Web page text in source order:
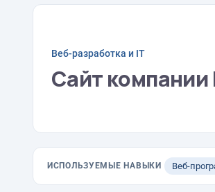
Веб-разработка и IT
Сайт
ИСПОЛЬЗУЕМЫЕ НАВЫКИ Веб-